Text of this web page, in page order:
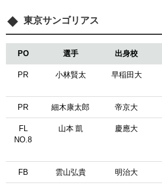
東京サンゴリアス
PO 選手 出身校
PR 小林賢太 早稲田大
PR 細木康太郎 帝京大
FL
NO.8
山本 凱 慶應大
FB 雲山弘貴 明治大